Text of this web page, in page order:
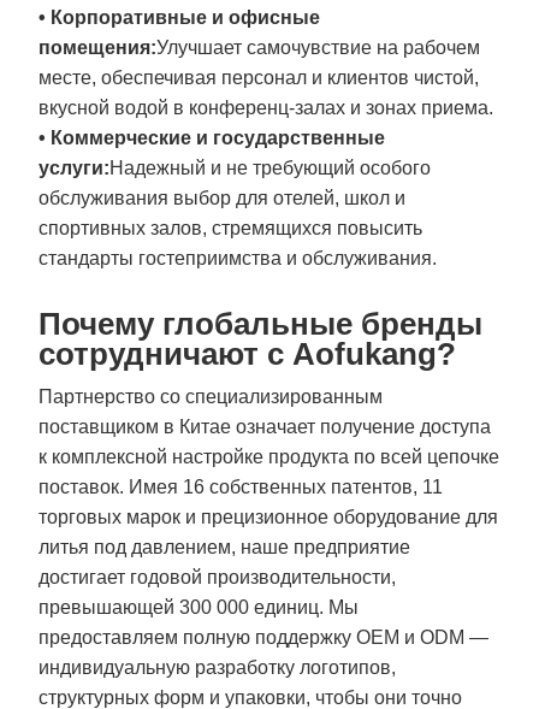
• Корпоративные и офисные
помещения:Улучшает самочувствие на рабочем
месте, обеспечивая персонал и клиентов чистой,
вкусной водой в конференц-залах и зонах приема.
• Коммерческие и государственные
услуги:Надежный и не требующий особого
обслуживания выбор для отелей, школ и
спортивных залов, стремящихся повысить
стандарты гостеприимства и обслуживания.
Почему глобальные бренды
сотрудничают с Aofukang?
Партнерство со специализированным
поставщиком в Китае означает получение доступа
к комплексной настройке продукта по всей цепочке
поставок. Имея 16 собственных патентов, 11
торговых марок и прецизионное оборудование для
литья под давлением, наше предприятие
достигает годовой производительности,
превышающей 300 000 единиц. Мы
предоставляем полную поддержку OEM и ODM —
индивидуальную разработку логотипов,
структурных форм и упаковки, чтобы они точно